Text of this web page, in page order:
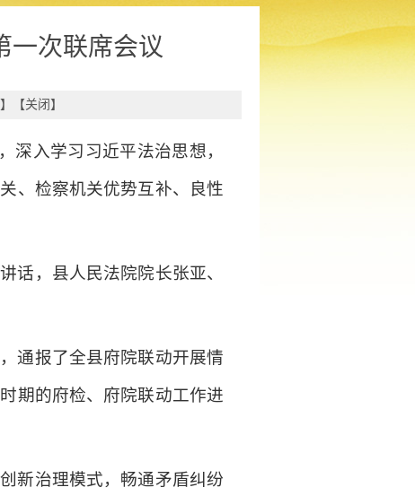
一次联席会议
】【关闭 】
深入学习习近平法治思想，
、检察机关优势互补、良性
话，县人民法院院长张亚、
通报了全县府院联动开展情
期的府检、府院联动工作进
新治理模式，畅通矛盾纠纷